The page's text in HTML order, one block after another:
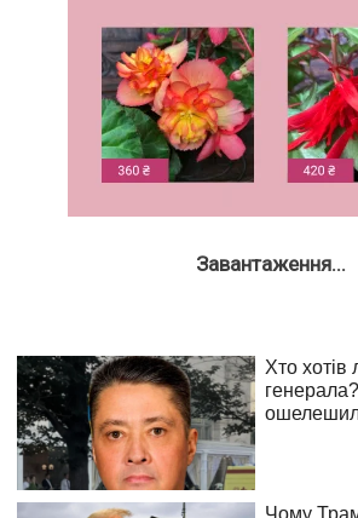
Завантаження...